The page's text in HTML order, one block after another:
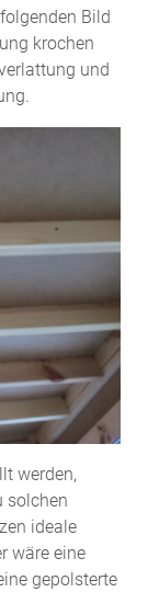
Bild
krochen
und
werden,
solchen
ideale
wäre eine
gepolsterte